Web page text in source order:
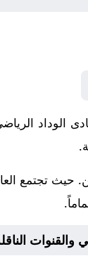
نهضة بركان مع
تجتمع